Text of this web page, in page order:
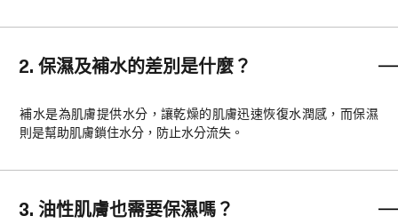
2. 保濕及補水的差別是什麼？
補水是為肌膚提供水分，讓乾燥的肌膚迅速恢復水潤感，而保濕
則是幫助肌膚鎖住水分，防止水分流失。
3. 油性肌膚也需要保濕嗎？